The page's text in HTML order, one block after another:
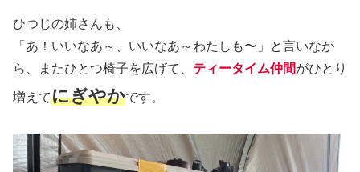
ひつじの姉さんも、
「あ！いいなあ～、いいなあ～わたしも〜」と言いなが
ら、またひとつ椅子を広げて、 ティータイム仲間がひとり
増えてにぎやかです。